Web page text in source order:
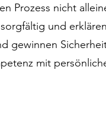
Prozess nicht
und
gewinnen
mit